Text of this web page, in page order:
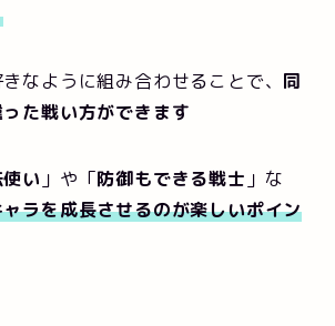
なように組み合わせることで、 同
た戦い方ができます
い 」や「防御もできる戦士 」な
ラを成長させるのが楽しいポイン